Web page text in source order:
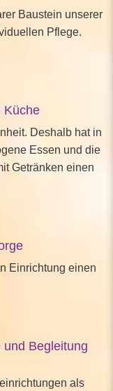
Baustein unserer
Pflege.
Küche
Deshalb hat in
Essen und die
Getränken einen
Einrichtung einen
Begleitung
als